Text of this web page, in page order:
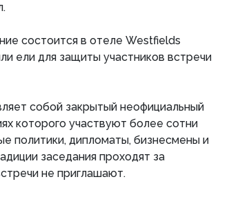
состоится в отеле Westfields
ели для защиты участников встречи
собой закрытый неофициальный
которого участвуют более сотни
политики, дипломаты, бизнесмены и
заседания проходят за
не приглашают.